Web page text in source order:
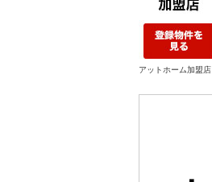
アットホーム加盟店